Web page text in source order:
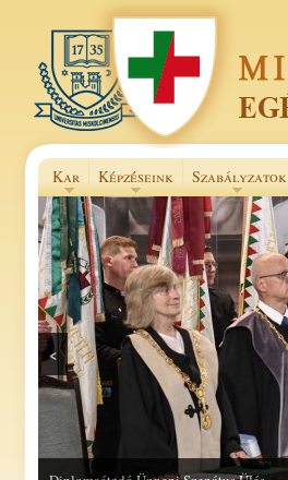
Kar Képzéseink Szabályzatok
<